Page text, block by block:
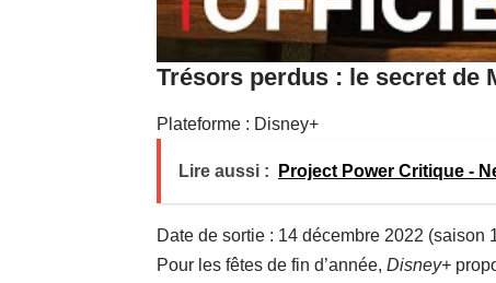
Trésors perdus : le secret de
Plateforme : Disney+
Lire aussi : Project Power Critique -
Date de sortie : 14 décembre 2022 (saison
Pour les fêtes de fin d’année, Disney+